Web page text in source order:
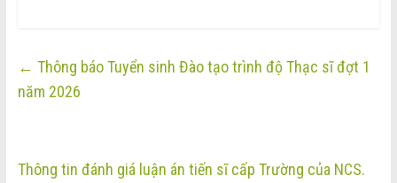
← Thông báo Tuyển sinh Đào tạo trình độ Thạc sĩ đợt 1
năm 2026
Thông tin đánh giá luận án tiến sĩ cấp Trường của NCS.